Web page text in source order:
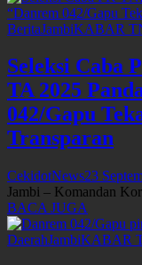
BeritaJambiKABAR
Seleksi Caba
TA 2025
042/Gapu
Transparan
CekidotNews23
Jambi – Komandan
BACA JUGA
DaerahJambiKABAR